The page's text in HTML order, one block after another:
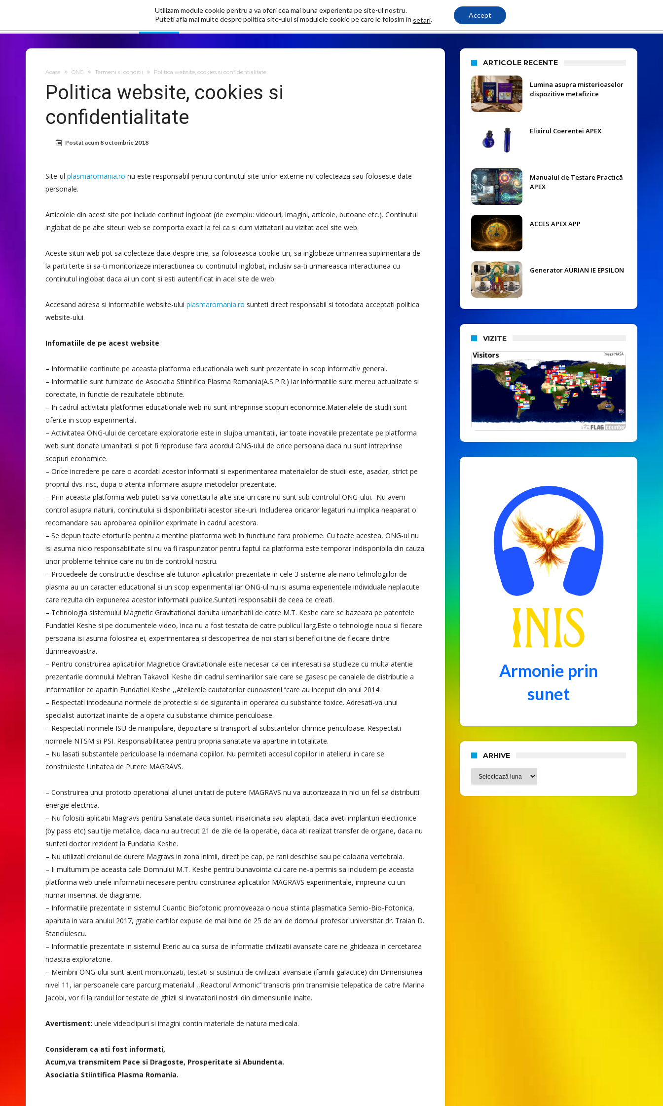
ONG Keshe Plasma Tech Biofotonic Eteric Expo Plasma Nano Info Contact
Acasa ONG Termeni si conditii Politica website, cookies si confidentialitate
Politica website, cookies si
confidentialitate
Postat acum 8 octombrie 2018
Site-ul plasmaromania.ro nu este responsabil pentru continutul site-urilor externe nu colecteaza sau foloseste date
personale.
Articolele din acest site pot include continut inglobat (de exemplu: videouri, imagini, articole, butoane etc.). Continutul
inglobat de pe alte siteuri web se comporta exact la fel ca si cum vizitatorii au vizitat acel site web.
Aceste situri web pot sa colecteze date despre tine, sa foloseasca cookie-uri, sa inglobeze urmarirea suplimentara de
la parti terte si sa-ti monitorizeze interactiunea cu continutul inglobat, inclusiv sa-ti urmareasca interactiunea cu
continutul inglobat daca ai un cont si esti autentificat in acel site de web.
Accesand adresa si informatiile website-ului plasmaromania.ro sunteti direct responsabil si totodata acceptati politica
website-ului.
Infomatiile de pe acest website:
– Informatiile continute pe aceasta platforma educationala web sunt prezentate in scop informativ general.
– Informatiile sunt furnizate de Asociatia Stiintifica Plasma Romania(A.S.P.R.) iar informatiile sunt mereu actualizate si
corectate, in functie de rezultatele obtinute.
– In cadrul activitatii platformei educationale web nu sunt intreprinse scopuri economice.Materialele de studii sunt
oferite in scop experimental.
– Activitatea ONG-ului de cercetare exploratorie este in slujba umanitatii, iar toate inovatiile prezentate pe platforma
web sunt donate umanitatii si pot fi reproduse fara acordul ONG-ului de orice persoana daca nu sunt intreprinse
scopuri economice.
– Orice incredere pe care o acordati acestor informatii si experimentarea materialelor de studii este, asadar, strict pe
propriul dvs. risc, dupa o atenta informare asupra metodelor prezentate.
– Prin aceasta platforma web puteti sa va conectati la alte site-uri care nu sunt sub controlul ONG-ului. Nu avem
control asupra naturii, continutului si disponibilitatii acestor site-uri. Includerea oricaror legaturi nu implica neaparat o
recomandare sau aprobarea opiniilor exprimate in cadrul acestora.
– Se depun toate eforturile pentru a mentine platforma web in functiune fara probleme. Cu toate acestea, ONG-ul nu
isi asuma nicio responsabilitate si nu va fi raspunzator pentru faptul ca platforma este temporar indisponibila din cauza
unor probleme tehnice care nu tin de controlul nostru.
– Procedeele de constructie deschise ale tuturor aplicatiilor prezentate in cele 3 sisteme ale nano tehnologiilor de
plasma au un caracter educational si un scop experimental iar ONG-ul nu isi asuma experientele individuale neplacute
care rezulta din expunerea acestor informatii publice.Sunteti responsabili de ceea ce creati.
– Tehnologia sistemului Magnetic Gravitational daruita umanitatii de catre M.T. Keshe care se bazeaza pe patentele
Fundatiei Keshe si pe documentele video, inca nu a fost testata de catre publicul larg.Este o tehnologie noua si fiecare
persoana isi asuma folosirea ei, experimentarea si descoperirea de noi stari si beneficii tine de fiecare dintre
dumneavoastra.
– Pentru construirea aplicatiilor Magnetice Gravitationale este necesar ca cei interesati sa studieze cu multa atentie
prezentarile domnului Mehran Takavoli Keshe din cadrul seminariilor sale care se gasesc pe canalele de distributie a
informatiilor ce apartin Fundatiei Keshe ,,Atelierele cautatorilor cunoasterii ‘’care au inceput din anul 2014.
– Respectati intodeauna normele de protectie si de siguranta in operarea cu substante toxice. Adresati-va unui
specialist autorizat inainte de a opera cu substante chimice periculoase.
– Respectati normele ISU de manipulare, depozitare si transport al substantelor chimice periculoase. Respectati
normele NTSM si PSI. Responsabilitatea pentru propria sanatate va apartine in totalitate.
– Nu lasati substantele periculoase la indemana copiilor. Nu permiteti accesul copiilor in atelierul in care se
construieste Unitatea de Putere MAGRAVS.
– Construirea unui prototip operational al unei unitati de putere MAGRAVS nu va autorizeaza in nici un fel sa distribuiti
energie electrica.
– Nu folositi aplicatii Magravs pentru Sanatate daca sunteti insarcinata sau alaptati, daca aveti implanturi electronice
(by pass etc) sau tije metalice, daca nu au trecut 21 de zile de la operatie, daca ati realizat transfer de organe, daca nu
sunteti doctor rezident la Fundatia Keshe.
– Nu utilizati creionul de durere Magravs in zona inimii, direct pe cap, pe rani deschise sau pe coloana vertebrala.
– Ii multumim pe aceasta cale Domnului M.T. Keshe pentru bunavointa cu care ne-a permis sa includem pe aceasta
platforma web unele informatii necesare pentru construirea aplicatiilor MAGRAVS experimentale, impreuna cu un
numar insemnat de diagrame.
– Informatiile prezentate in sistemul Cuantic Biofotonic promoveaza o noua stiinta plasmatica Semio-Bio-Fotonica,
aparuta in vara anului 2017, gratie cartilor expuse de mai bine de 25 de ani de domnul profesor universitar dr. Traian D.
Stanciulescu.
– Informatiile prezentate in sistemul Eteric au ca sursa de informatie civilizatii avansate care ne ghideaza in cercetarea
noastra exploratorie.
– Membrii ONG-ului sunt atent monitorizati, testati si sustinuti de civilizatii avansate (familii galactice) din Dimensiunea
nivel 11, iar persoanele care parcurg materialul ,,Reactorul Armonic’’ transcris prin transmisie telepatica de catre Marina
Jacobi, vor fi la randul lor testate de ghizii si invatatorii nostrii din dimensiunile inalte.
Avertisment: unele videoclipuri si imagini contin materiale de natura medicala.
Consideram ca ati fost informati,
Acum,va transmitem Pace si Dragoste, Prosperitate si Abundenta.
Asociatia Stiintifica Plasma Romania.
ARTICOLE RECENTE
Lumina asupra misterioaselor
dispozitive metafizice
Elixirul Coerentei APEX
Manualul de Testare Practică
APEX
ACCES APEX APP
Generator AURIAN IE EPSILON
VIZITE
Armonie prin
sunet
ARHIVE
Utilizam module cookie pentru a va oferi cea mai buna experienta pe site-ul nostru.
Puteti afla mai multe despre politica site-ului si modulele cookie pe care le folosim in setari. Accept